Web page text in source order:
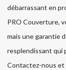
débarrassant en
PRO Couverture,
mais une garantie
resplendissant qui
Contactez-nous et